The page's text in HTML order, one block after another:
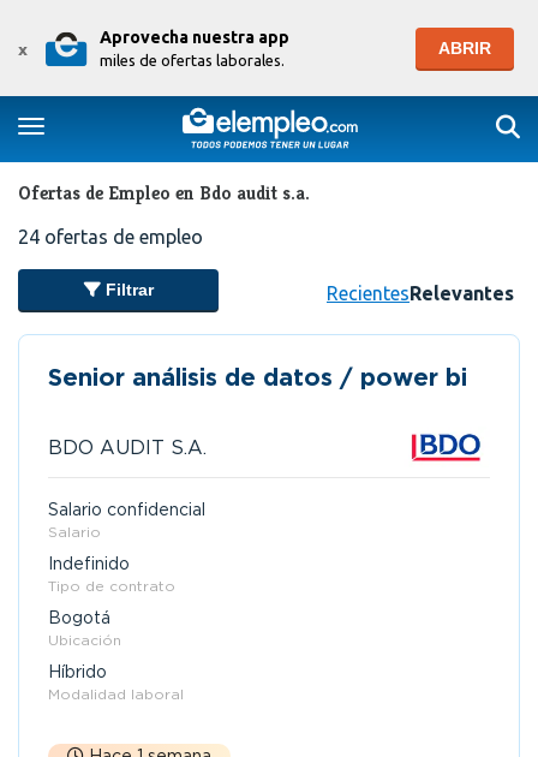
x
Aprovecha nuestra app
miles de ofertas laborales.
ABRIR
Toggle navigation
Ofertas de Empleo en Bdo audit s.a.
24 ofertas de empleo
Filtrar RecientesRelevantes
Senior análisis de datos / power bi
BDO AUDIT S.A.
Salario confidencial
Salario
Indefinido
Tipo de contrato
Bogotá
Ubicación
Híbrido
Modalidad laboral